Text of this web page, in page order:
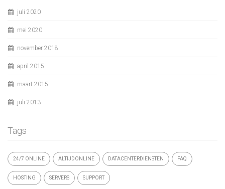
juli 2020
mei 2020
november 2018
april 2015
maart 2015
juli 2013
Tags
24/7 ONLINE ALTIJDONLINE DATACENTERDIENSTEN FAQ
HOSTING SERVERS SUPPORT